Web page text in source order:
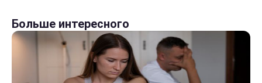
Больше интересного